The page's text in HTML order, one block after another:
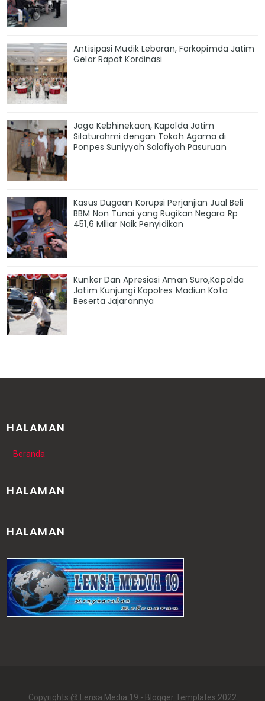
Antisipasi Mudik Lebaran, Forkopimda Jatim
Gelar Rapat Kordinasi
Jaga Kebhinekaan, Kapolda Jatim
Silaturahmi dengan Tokoh Agama di
Ponpes Suniyyah Salafiyah Pasuruan
Kasus Dugaan Korupsi Perjanjian Jual Beli
BBM Non Tunai yang Rugikan Negara Rp
451,6 Miliar Naik Penyidikan
Kunker Dan Apresiasi Aman Suro,Kapolda
Jatim Kunjungi Kapolres Madiun Kota
Beserta Jajarannya
HALAMAN
Beranda
HALAMAN
HALAMAN
Copyrights @ Lensa Media 19 - Blogger Templates 2022